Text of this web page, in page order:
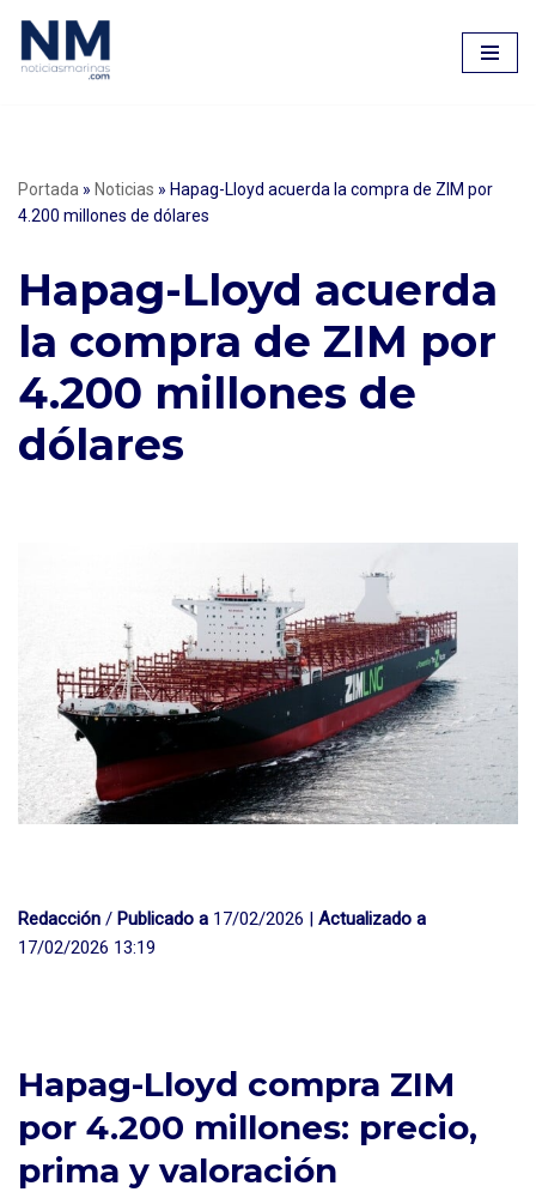
Saltar
Portada » Noticias » Hapag-Lloyd acuerda la compra de ZIM por
4.200 millones de dólares
Hapag-Lloyd acuerda
la compra de ZIM por
4.200 millones de
dólares
Redacción / Publicado a 17/02/2026 | Actualizado a
17/02/2026 13:19
Hapag-Lloyd compra ZIM
por 4.200 millones: precio,
prima y valoración